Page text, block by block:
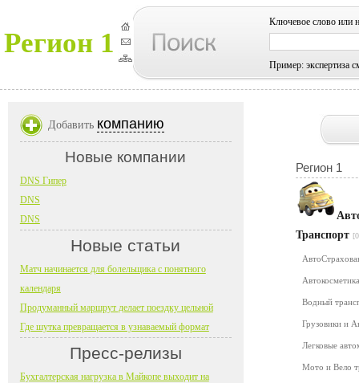
Регион 1
Ключевое слово или
Пример: экспертиза
Регион 1
Транспорт
Водный
Грузовики и
Легковые
Мото и Вело
Добавить компанию
Новые компании
DNS Гипер
DNS
DNS
Новые статьи
Матч начинается для болельщика с понятного
календаря
Продуманный маршрут делает поездку цельной
Где шутка превращается в узнаваемый формат
Пресс-релизы
Бухгалтерская нагрузка в Майкопе выходит на